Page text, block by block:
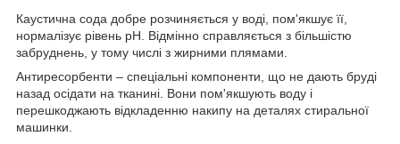
Каустична сода добре розчиняється у воді, пом'якшує її,
нормалізує рівень pH. Відмінно справляється з більшістю
забруднень, у тому числі з жирними плямами.
Антиресорбенти – спеціальні компоненти, що не дають бруді
назад осідати на тканині. Вони пом'якшують воду і
перешкоджають відкладенню накипу на деталях стиральної
машинки.